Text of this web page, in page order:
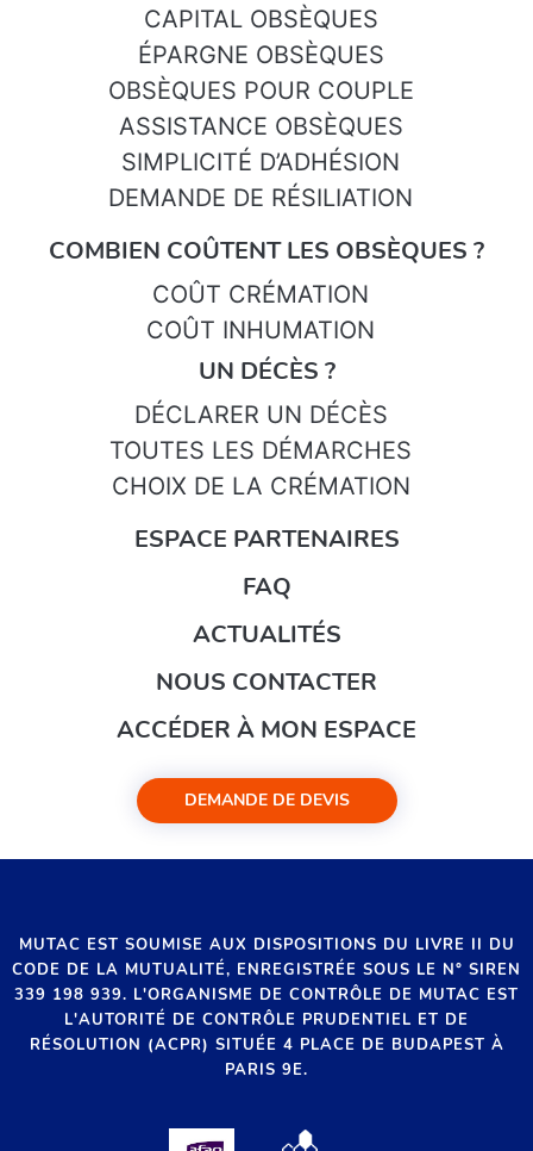
CAPITAL OBSÈQUES
ÉPARGNE OBSÈQUES
OBSÈQUES POUR COUPLE
ASSISTANCE OBSÈQUES
SIMPLICITÉ D’ADHÉSION
DEMANDE DE RÉSILIATION
COMBIEN COÛTENT LES OBSÈQUES ?
COÛT CRÉMATION
COÛT INHUMATION
UN DÉCÈS ?
DÉCLARER UN DÉCÈS
TOUTES LES DÉMARCHES
CHOIX DE LA CRÉMATION
ESPACE PARTENAIRES
FAQ
ACTUALITÉS
NOUS CONTACTER
ACCÉDER À MON ESPACE
DEMANDE DE DEVIS
MUTAC EST SOUMISE AUX DISPOSITIONS DU LIVRE II DU
CODE DE LA MUTUALITÉ, ENREGISTRÉE SOUS LE N° SIREN
339 198 939. L'ORGANISME DE CONTRÔLE DE MUTAC EST
L'AUTORITÉ DE CONTRÔLE PRUDENTIEL ET DE
RÉSOLUTION (ACPR) SITUÉE 4 PLACE DE BUDAPEST À
PARIS 9E.